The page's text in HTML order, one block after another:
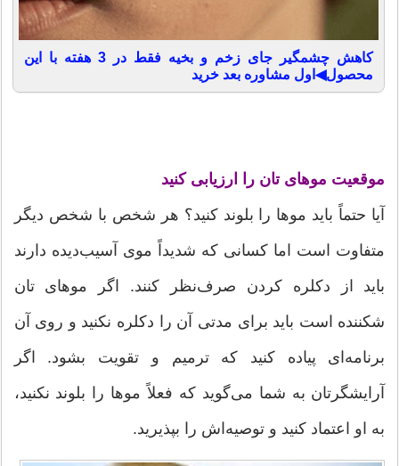
کاهش چشمگیر جای زخم و بخیه فقط در 3 هفته با این
محصول◀اول مشاوره بعد خرید
موقعیت موهای تان را ارزیابی کنید
آیا حتماً باید موها را بلوند کنید؟ هر شخص با شخص دیگر
متفاوت است اما کسانی که شدیداً موی آسیب‌دیده دارند
باید از دکلره کردن صرف‌نظر کنند. اگر موهای تان
شکننده است باید برای مدتی آن را دکلره نکنید و روی آن
برنامه‌ای پیاده کنید که ترمیم و تقویت بشود. اگر
آرایشگرتان به شما می‌گوید که فعلاً موها را بلوند نکنید،
به او اعتماد کنید و توصیه‌اش را بپذیرید.